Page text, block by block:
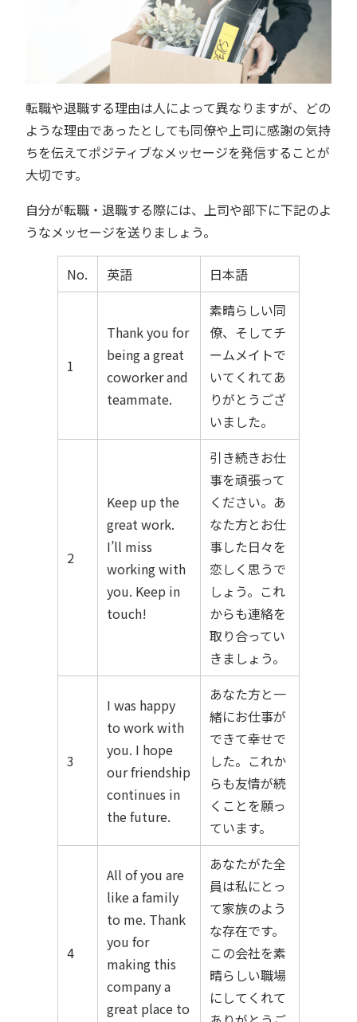
転職や退職する理由は人によって異なりますが、どの
ような理由であったとしても同僚や上司に感謝の気持
ちを伝えてポジティブなメッセージを発信することが
大切です。
自分が転職・退職する際には、上司や部下に下記のよ
うなメッセージを送りましょう。
No. 英語 日本語
1
Thank you for
being a great
coworker and
teammate.
素晴らしい同
僚、そしてチ
ームメイトで
いてくれてあ
りがとうござ
いました。
2
Keep up the
great work.
I’ll miss
working with
you. Keep in
touch!
引き続きお仕
事を頑張って
ください。あ
なた方とお仕
事した日々を
恋しく思うで
しょう。これ
からも連絡を
取り合ってい
きましょう。
3
I was happy
to work with
you. I hope
our friendship
continues in
the future.
あなた方と一
緒にお仕事が
できて幸せで
した。これか
らも友情が続
くことを願っ
ています。
4
All of you are
like a family
to me. Thank
you for
making this
company a
great place to
あなたがた全
員は私にとっ
て家族のよう
な存在です。
この会社を素
晴らしい職場
にしてくれて